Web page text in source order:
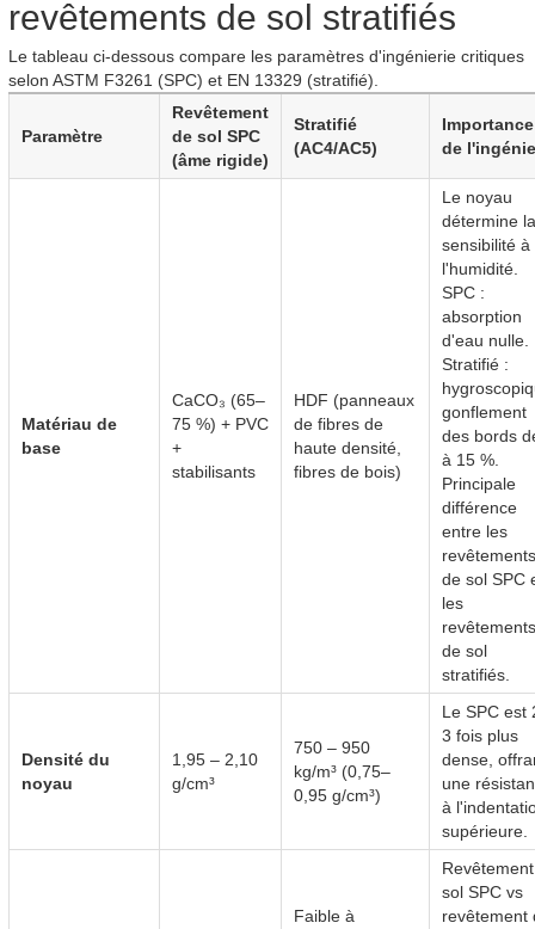
revêtements de sol stratifiés
Le tableau ci-dessous compare les paramètres d'ingénierie critiques
selon ASTM F3261 (SPC) et EN 13329 (stratifié).
Paramètre
Revêtement
de sol SPC
(âme rigide)
Stratifié
(AC4/AC5)
Importance
de
Matériau de
base
CaCO₃ (65–
75 %) + PVC
+
stabilisants
HDF (panneaux
de fibres de
haute densité,
fibres de bois)
Le noyau
détermine la
sensibilité à
l'humidité.
SPC :
absorption
d'eau nulle.
Stratifié :
gonflement
des bords
à 15 %.
Principale
différence
entre les
revêtements
de sol SPC
les
revêtements
de sol
stratifiés.
Densité du
noyau
1,95 – 2,10
g/cm³
750 – 950
kg/m³ (0,75–
0,95 g/cm³)
Le SPC est
3 fois plus
dense,
une
à
supérieure.
Faible à
sol SPC vs
revêtement